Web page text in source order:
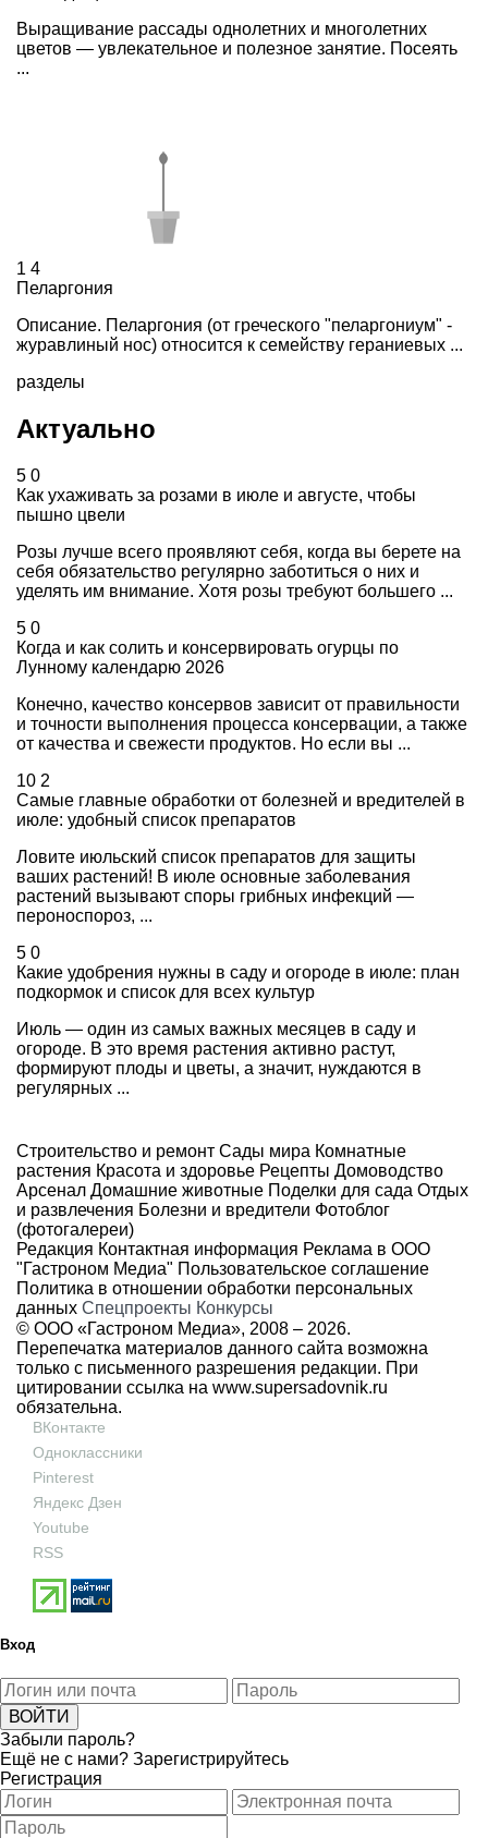
Выращивание рассады однолетних и многолетних
цветов — увлекательное и полезное занятие. Посеять
...
1 4
Пеларгония
Описание. Пеларгония (от греческого "пеларгониум" -
журавлиный нос) относится к семейству гераниевых ...
разделы
Актуально
5 0
Как ухаживать за розами в июле и августе, чтобы
пышно цвели
Розы лучше всего проявляют себя, когда вы берете на
себя обязательство регулярно заботиться о них и
уделять им внимание. Хотя розы требуют большего ...
5 0
Когда и как солить и консервировать огурцы по
Лунному календарю 2026
Конечно, качество консервов зависит от правильности
и точности выполнения процесса консервации, а также
от качества и свежести продуктов. Но если вы ...
10 2
Самые главные обработки от болезней и вредителей в
июле: удобный список препаратов
Ловите июльский список препаратов для защиты
ваших растений! В июле основные заболевания
растений вызывают споры грибных инфекций —
пероноспороз, ...
5 0
Какие удобрения нужны в саду и огороде в июле: план
подкормок и список для всех культур
Июль — один из самых важных месяцев в саду и
огороде. В это время растения активно растут,
формируют плоды и цветы, а значит, нуждаются в
регулярных ...
Строительство и ремонт Сады мира Комнатные
растения Красота и здоровье Рецепты Домоводство
Арсенал Домашние животные Поделки для сада Отдых
и развлечения Болезни и вредители Фотоблог
(фотогалереи)
Редакция Контактная информация Реклама в ООО
"Гастроном Медиа" Пользовательское соглашение
Политика в отношении обработки персональных
данных Спецпроекты Конкурсы
© ООО «Гастроном Медиа», 2008 – 2026.
Перепечатка материалов данного сайта возможна
только с письменного разрешения редакции. При
цитировании ссылка на www.supersadovnik.ru
обязательна.
ВКонтакте
Одноклассники
Pinterest
Яндекс Дзен
Youtube
RSS
Вход
Забыли пароль?
Ещё не с нами? Зарегистрируйтесь
Регистрация